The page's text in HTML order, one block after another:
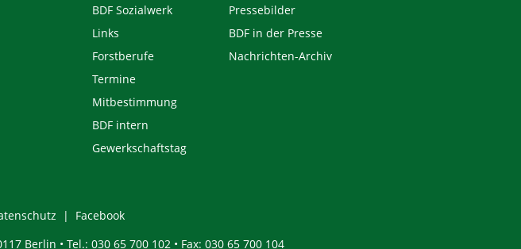
BDF Sozialwerk
Links
Forstberufe
Termine
Mitbestimmung
BDF intern
Gewerkschaftstag
Pressebilder
BDF in der Presse
Nachrichten-Archiv
Facebook
Berlin • Tel.: 030 65 700 102 • Fax: 030 65 700 104